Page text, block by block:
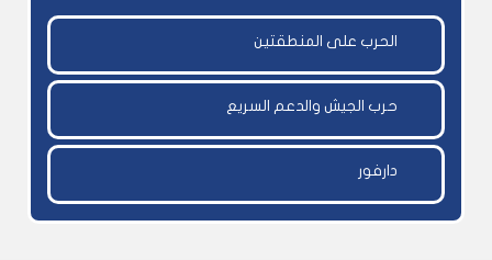
الحرب على المنطقتين
حرب الجيش والدعم السريع
دارفور